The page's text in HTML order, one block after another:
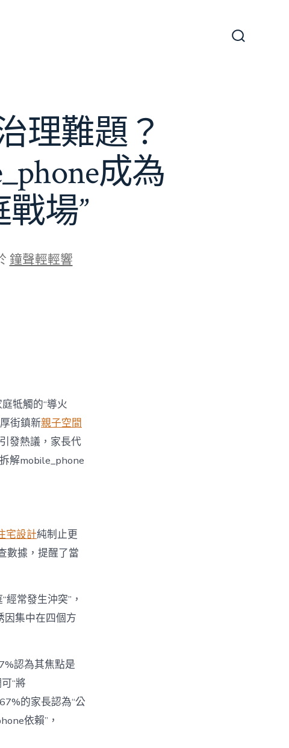
理難題？
成為
場”
鐘聲輕輕響
牴觸的“導火
街鎮新親子空間
發熱議，家長代
解mobile_phone
宅設計純制止更
數據，提醒了當
常發生沖突”，
因集中在四個方
認為其焦點是
“將
的家長認為“公
依賴”，